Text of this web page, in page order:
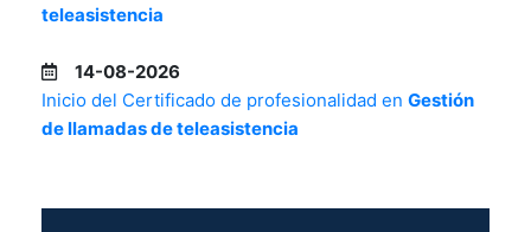
teleasistencia
14-08-2026
Inicio del Certificado de profesionalidad en Gestión
de llamadas de teleasistencia